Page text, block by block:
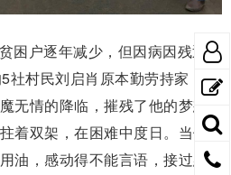
困户逐年减少，但因病因残返贫
社村民刘启肖原本勤劳持家，全
无情的降临，摧残了他的梦想
着双架，在困难中度日。当他
油，感动得不能言语，接过慰